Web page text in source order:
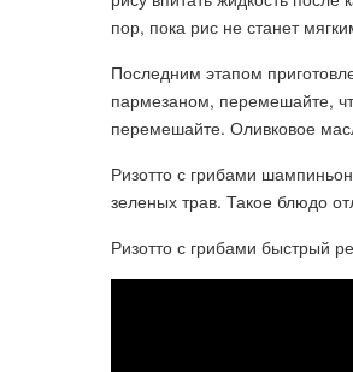
пор, пока рис не станет
Последним этапом
пармезаном, перемешайте,
перемешайте. Оливковое
Ризотто с грибами
зеленых трав. Такое блюдо
Ризотто с грибами быстрый